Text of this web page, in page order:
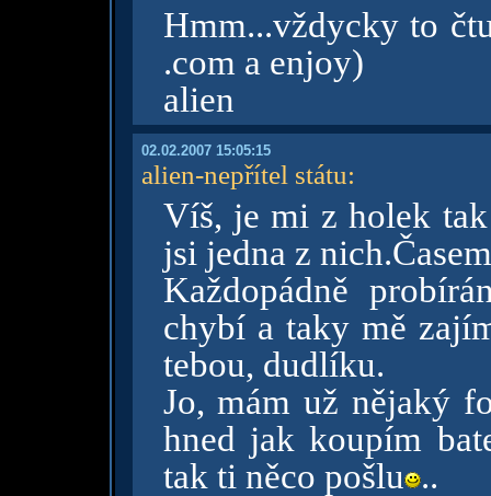
Hmm...vždycky to
.com a enjoy)
alien
02.02.2007 15:05:15
alien-nepřítel státu:
Víš, je mi z holek
jsi jedna z nich.Časem
Každopádně
chybí a taky mě
tebou, dudlíku.
Jo, mám už nějaký
hned jak koupím
tak ti něco pošlu ..